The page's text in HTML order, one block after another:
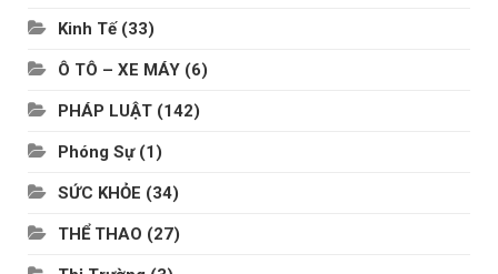
Kinh Tế(33)
Ô TÔ – XE MÁY (6)
PHÁP LUẬT (142)
Phóng Sự(1)
SỨC KHỎE (34)
THỂ THAO (27)